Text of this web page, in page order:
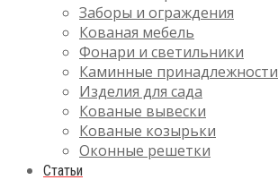
Заборы и ограждения
Кованая мебель
Фонари и светильники
Каминные принадлежности
Изделия для сада
Кованые вывески
Кованые козырьки
Оконные решетки
Статьи